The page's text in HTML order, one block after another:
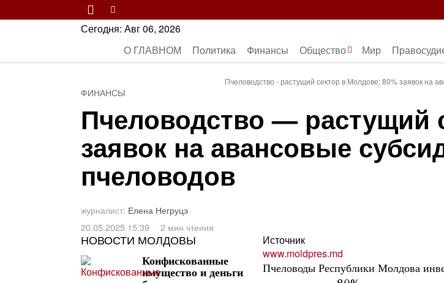
Сегодня: Авг 06, 2026
О ГЛАВНОМ
Политика Финансы Общество Мир
Пчеловодство - растущий сектор в Молдове: 80% заявок на
ФИНАНСЫ
Пчеловодство — растущий
заявок на авансовые
пчеловодов
журналист: Елена Негруцэ
20.05.2025 15:39
2 мин чтения
Источник
www.moldpres.md
Пчеловоды Республики Молдова
НОВОСТИ МОЛДОВЫ
Конфискованные
имущество и деньги